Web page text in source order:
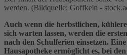
werden. (Bildquelle: Goffkein -
Auch wenn die herbstlichen,
sich warten lassen, werden die
nach den Schulferien einsetzen.
Hausapotheke ermöglicht es, bei